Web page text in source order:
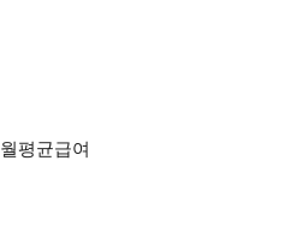
월평균급여